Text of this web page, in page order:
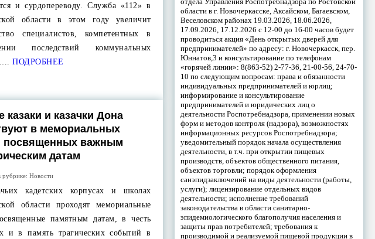
и сурдопереводу. Служба «112» в
области в этом году увеличит
специалистов, компетентных в
последствий коммунальных
ПОДРОБНЕЕ
и казачки Дона
в мемориальных
посвященных важным
датам
рубрике: Новости
кадетских корпусах и школах
области проходят мемориальные
памятным датам, в честь
и в память трагических событий в
области в г. Новочеркасске, Аксайском, Багаевском,
Веселовском районах 19.03.2026, 18.06.2026,
17.09.2026, 17.12.2026 с 12-00 до 16-00 часов будет
проводиться акция «День открытых дверей для
предпринимателей» по адресу: г. Новочеркасск, пер.
Юннатов,3 и консультирование по телефонам
«горячей линии»: 8(863-52) 2-77-36, 21-00-56, 24-70-
10 по следующим вопросам: права и обязанности
индивидуальных предпринимателей и юрлиц;
информирование и консультирование
предпринимателей и юридических лиц о
деятельности Роспотребнадзора, применении новых
форм и методов контроля (надзора), возможностях
информационных ресурсов Роспотребнадзора;
уведомительный порядок начала осуществления
деятельности, в т.ч. при открытии пищевых
производств, объектов общественного питания,
объектов торговли; порядок оформления
санэпидзаключений на виды деятельности (работы,
услуги); лицензирование отдельных видов
деятельности; исполнение требований
законодательства в области санитарно-
эпидемиологического благополучия населения и
защиты прав потребителей; требования к
производимой и реализуемой пищевой продукции в